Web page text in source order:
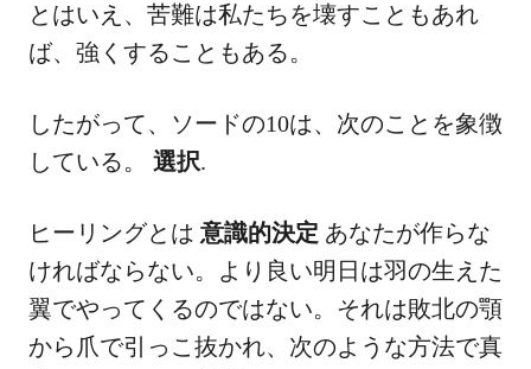
とはいえ、苦難は私たちを壊すこともあれ
ば、強くすることもある。
したがって、ソードの10は、次のことを象徴
している。 選択.
ヒーリングとは 意識的決定 あなたが作らな
ければならない。より良い明日は羽の生えた
翼でやってくるのではない。それは敗北の顎
から爪で引っこ抜かれ、次のような方法で真